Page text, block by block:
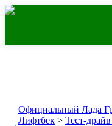
Официальный Лада
Лифтбек > Тест-